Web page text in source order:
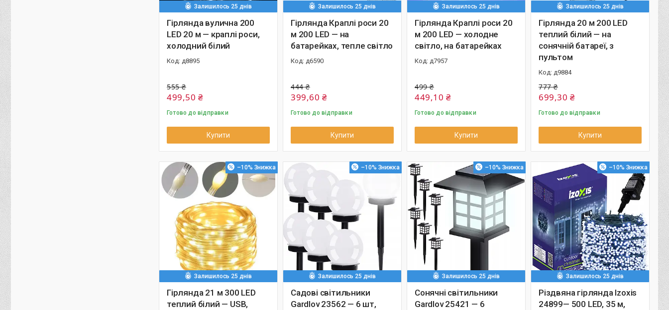
Залишилось 25 днів
Гірлянда вулична 200
LED 20 м — краплі роси,
холодний білий
д8895
555 ₴
499,50 ₴
Готово до відправки
Купити
Залишилось 25 днів
Гірлянда Краплі роси 20
м 200 LED — на
батарейках, тепле світло
д6590
444 ₴
399,60 ₴
Готово до відправки
Купити
Залишилось 25 днів
Гірлянда Краплі роси 20
м 200 LED — холодне
світло, на батарейках
д7957
499 ₴
449,10 ₴
Готово до відправки
Купити
Залишилось 25 днів
Гірлянда 20 м 200 LED
теплий білий — на
сонячній батареї, з
пультом
д9884
777 ₴
699,30 ₴
Готово до відправки
Купити
–10%
Залишилось 25 днів
Гірлянда 21 м 300 LED
теплий білий — USB,
–10%
Залишилось 25 днів
Садові світильники
Gardlov 23562 — 6 шт,
–10%
Залишилось 25 днів
Сонячні світильники
Gardlov 25421 — 6
–10%
Залишилось 25 днів
Різдвяна гірлянда Izoxis
24899— 500 LED, 35 м,